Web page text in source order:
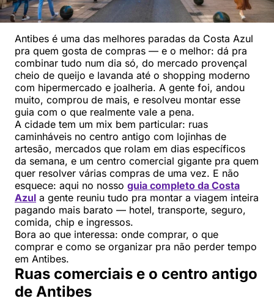
Antibes é uma das melhores paradas da Costa Azul
pra quem gosta de compras — e o melhor: dá pra
combinar tudo num dia só, do mercado provençal
cheio de queijo e lavanda até o shopping moderno
com hipermercado e joalheria. A gente foi, andou
muito, comprou de mais, e resolveu montar esse
guia com o que realmente vale a pena.
A cidade tem um mix bem particular: ruas
caminháveis no centro antigo com lojinhas de
artesão, mercados que rolam em dias específicos
da semana, e um centro comercial gigante pra quem
quer resolver várias compras de uma vez. E não
esquece: aqui no nosso guia completo da Costa
Azul a gente reuniu tudo pra montar a viagem inteira
pagando mais barato — hotel, transporte, seguro,
comida, chip e ingressos.
Bora ao que interessa: onde comprar, o que
comprar e como se organizar pra não perder tempo
em Antibes.
Ruas comerciais e o centro antigo
de Antibes